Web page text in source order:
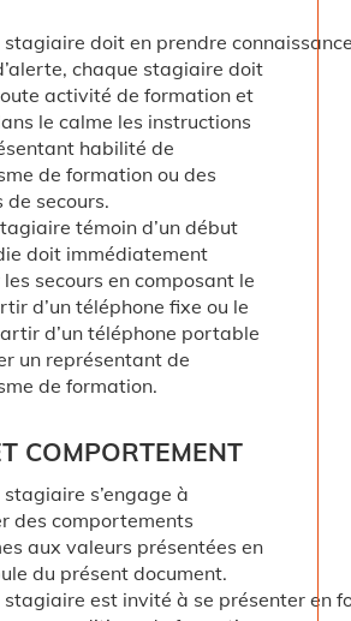
stagiaire doit en prendre
chaque stagiaire doit
activité de formation et
le calme les instructions
habilité de
de formation ou des
de secours.
témoin d’un début
doit immédiatement
secours en composant le
d’un téléphone fixe ou le
d’un téléphone portable
un représentant de
de formation.
COMPORTEMENT
stagiaire s’engage à
des comportements
aux valeurs présentées en
du présent document.
stagiaire est invité à se présenter en